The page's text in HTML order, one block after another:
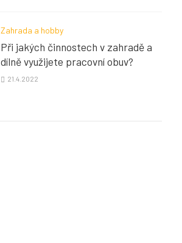
Zahrada a hobby
Při jakých činnostech v zahradě a
dílně využijete pracovní obuv?
21.4.2022